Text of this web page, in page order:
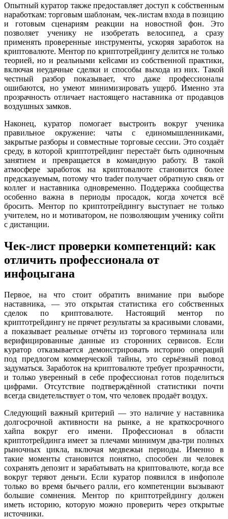
Опытный куратор также предоставляет доступ к собственным
наработкам: торговым шаблонам, чек-листам входа в позицию
и готовым сценариям реакции на новостной фон. Это
позволяет ученику не изобретать велосипед, а сразу
применять проверенные инструменты, ускоряя заработок на
криптовалюте. Ментор по криптотрейдингу делится не только
теорией, но и реальными кейсами из собственной практики,
включая неудачные сделки и способы выхода из них. Такой
честный разбор показывает, что даже профессионалы
ошибаются, но умеют минимизировать ущерб. Именно эта
прозрачность отличает настоящего наставника от продавцов
воздушных замков.
Наконец, куратор помогает выстроить вокруг ученика
правильное окружение: чаты с единомышленниками,
закрытые разборы и совместные торговые сессии. Это создаёт
среду, в которой криптотрейдинг перестаёт быть одиночным
занятием и превращается в командную работу. В такой
атмосфере заработок на криптовалюте становится более
предсказуемым, потому что trader получает обратную связь от
коллег и наставника одновременно. Поддержка сообщества
особенно важна в периоды просадок, когда хочется всё
бросить. Ментор по криптотрейдингу выступает не только
учителем, но и мотиватором, не позволяющим ученику сойти
с дистанции.
Чек-лист проверки компетенций: как
отличить профессионала от
инфоцыгана
Первое, на что стоит обратить внимание при выборе
наставника, — это открытая статистика его собственных
сделок по криптовалюте. Настоящий ментор по
криптотрейдингу не прячет результаты за красивыми словами,
а показывает реальные отчёты из торгового терминала или
верифицированные данные из сторонних сервисов. Если
куратор отказывается демонстрировать историю операций
под предлогом коммерческой тайны, это серьёзный повод
задуматься. Заработок на криптовалюте требует прозрачности,
и только уверенный в себе профессионал готов поделиться
цифрами. Отсутствие подтверждённой статистики почти
всегда свидетельствует о том, что человек продаёт воздух.
Следующий важный критерий — это наличие у наставника
долгосрочной активности на рынке, а не краткосрочного
хайпа вокруг его имени. Профессионал в области
криптотрейдинга имеет за плечами минимум два-три полных
рыночных цикла, включая медвежьи периоды. Именно в
такие моменты становится понятно, способен ли человек
сохранять депозит и зарабатывать на криптовалюте, когда все
вокруг теряют деньги. Если куратор появился в инфополе
только во время бычьего ралли, его компетенции вызывают
большие сомнения. Ментор по криптотрейдингу должен
иметь историю, которую можно проверить через открытые
источники.